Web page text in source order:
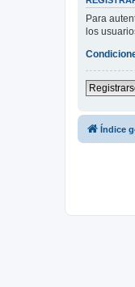
Para
los
Índice